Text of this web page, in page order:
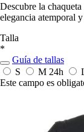
Descubre la
elegancia atemporal
Talla
*
Guía de tallas
S
M 24h
Este campo es